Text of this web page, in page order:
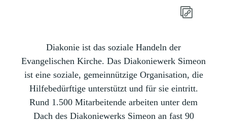
Diakonie ist das soziale Handeln der
Evangelischen Kirche. Das Diakoniewerk Simeon
ist eine soziale, gemeinnützige Organisation, die
Hilfebedürftige unterstützt und für sie eintritt.
Rund 1.500 Mitarbeitende arbeiten unter dem
Dach des Diakoniewerks Simeon an fast 90